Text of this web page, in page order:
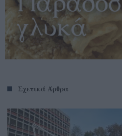
Σχετικά Άρθρα